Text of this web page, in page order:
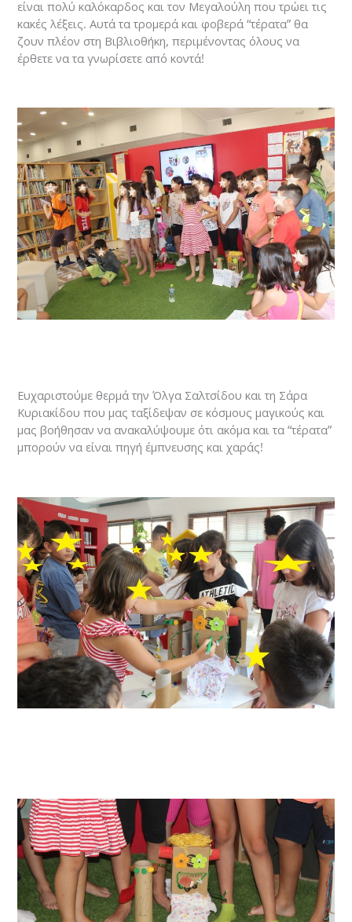
είναι πολύ καλόκαρδος και τον Μεγαλούλη που τρώει τις
κακές λέξεις. Αυτά τα τρομερά και φοβερά “τέρατα” θα
ζουν πλέον στη Βιβλιοθήκη, περιμένοντας όλους να
έρθετε να τα γνωρίσετε από κοντά!
Ευχαριστούμε θερμά την Όλγα Σαλτσίδου και τη Σάρα
Κυριακίδου που μας ταξίδεψαν σε κόσμους μαγικούς και
μας βοήθησαν να ανακαλύψουμε ότι ακόμα και τα “τέρατα”
μπορούν να είναι πηγή έμπνευσης και χαράς!